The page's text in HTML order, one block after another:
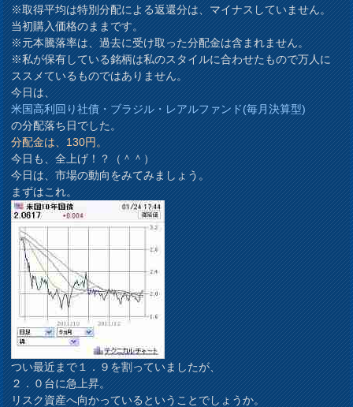
※取得平均は特別分配による返還分は、マイナスしていません。
当初購入価格のままです。
※元本騰落率は、過去に受け取った分配金は含まれません。
※私が保有している銘柄は私のスタイルに合わせたもので万人に
ススメているものではありません。
今日は、
米国高利回り社債・ブラジル・レアルファンド(毎月決算型)
の分配落ち日でした。
分配金は、130円。
今日も、全上げ！？（＾＾）
今日は、市場の動向をみてみましょう。
まずはこれ。
つい最近まで１．９を割っていましたが、
２．０台に急上昇。
リスク資産へ向かっているということでしょうか。